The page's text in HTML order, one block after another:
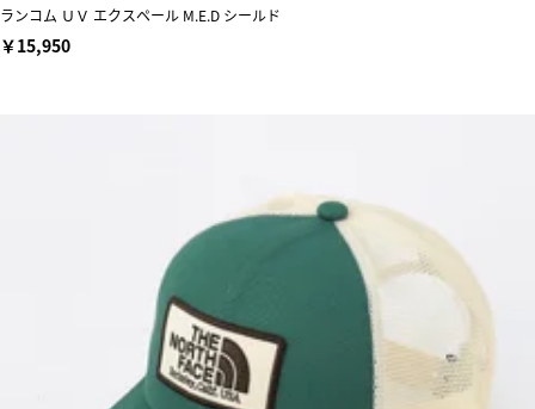
ランコム ＵＶ エクスペール M.E.D シールド
￥15,950